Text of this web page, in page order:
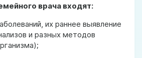
врача входят:
их раннее выявление
и разных методов